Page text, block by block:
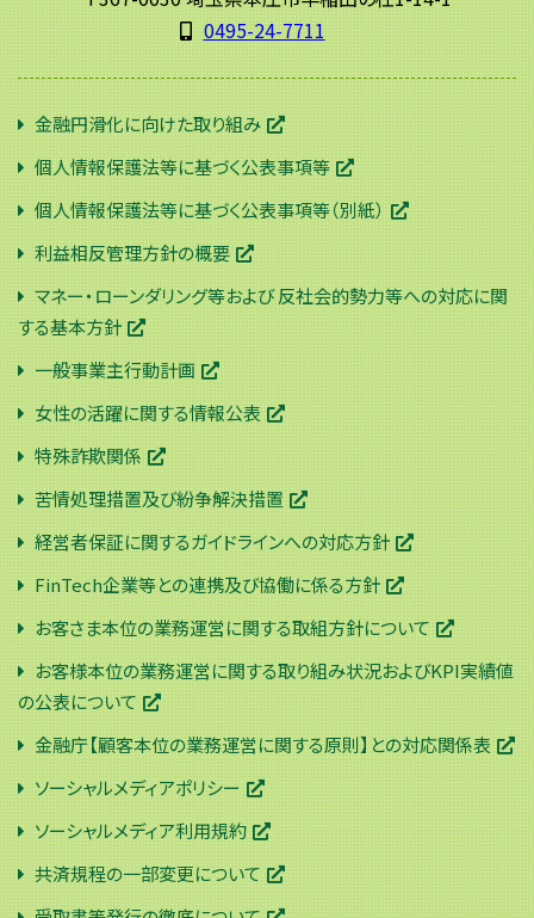
0495-24-7711
金融円滑化に向けた取り組み
個人情報保護法等に基づく公表事項等
個人情報保護法等に基づく公表事項等（別紙）
利益相反管理方針の概要
マネー・ローンダリング等および 反社会的勢力等への対応に関
する基本方針
一般事業主行動計画
女性の活躍に関する情報公表
特殊詐欺関係
苦情処理措置及び紛争解決措置
経営者保証に関するガイドラインへの対応方針
FinTech企業等との連携及び協働に係る方針
お客さま本位の業務運営に関する取組方針について
お客様本位の業務運営に関する取り組み状況およびKPI実績値
の公表について
金融庁【顧客本位の業務運営に関する原則】との対応関係表
ソーシャルメディアポリシー
ソーシャルメディア利用規約
共済規程の一部変更について